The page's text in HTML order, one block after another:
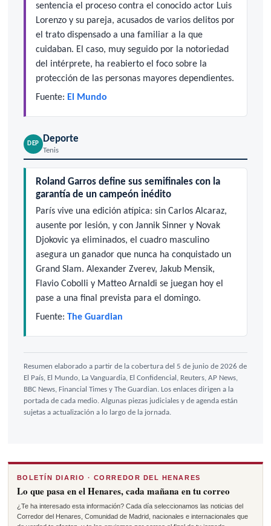
sentencia el proceso contra el conocido actor Luis
Lorenzo y su pareja, acusados de varios delitos por
el trato dispensado a una familiar a la que
cuidaban. El caso, muy seguido por la notoriedad
del intérprete, ha reabierto el foco sobre la
protección de las personas mayores dependientes.
Fuente: El Mundo
DEP Deporte
Tenis
Roland Garros define sus semifinales con la
garantía de un campeón inédito
París vive una edición atípica: sin Carlos Alcaraz,
ausente por lesión, y con Jannik Sinner y Novak
Djokovic ya eliminados, el cuadro masculino
asegura un ganador que nunca ha conquistado un
Grand Slam. Alexander Zverev, Jakub Mensik,
Flavio Cobolli y Matteo Arnaldi se juegan hoy el
pase a una final prevista para el domingo.
Fuente: The Guardian
Resumen elaborado a partir de la cobertura del 5 de junio de 2026 de
El País, El Mundo, La Vanguardia, El Confidencial, Reuters, AP News,
BBC News, Financial Times y The Guardian. Los enlaces dirigen a la
portada de cada medio. Algunas piezas judiciales y de agenda están
sujetas a actualización a lo largo de la jornada.
BOLETÍN DIARIO · CORREDOR DEL HENARES
Lo que pasa en el Henares, cada mañana en tu correo
¿Te ha interesado esta información? Cada día seleccionamos las noticias del
Corredor del Henares, Comunidad de Madrid, nacionales e internacionales que